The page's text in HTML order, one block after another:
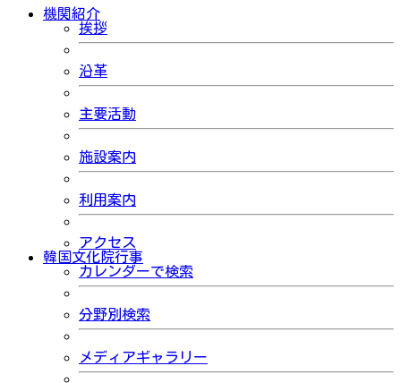
機関紹介
挨拶
沿革
主要活動
施設案内
利用案内
アクセス
韓国文化院行事
カレンダーで検索
分野別検索
メディアギャラリー